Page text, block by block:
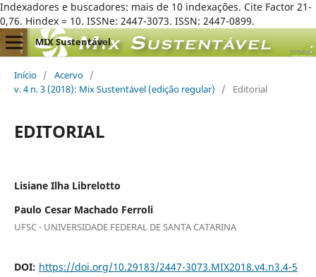
Indexadores e buscadores: mais de 10 indexações. Cite Factor 21-
0,76. Hindex = 10. ISSNe: 2447-3073. ISSN: 2447-0899.
MIX Sustentável
Início / Acervo /
v. 4 n. 3 (2018): Mix Sustentável (edição regular)
/ Editorial
EDITORIAL
Lisiane Ilha Librelotto
Paulo Cesar Machado Ferroli
UFSC - UNIVERSIDADE FEDERAL DE SANTA CATARINA
DOI: https://doi.org/10.29183/2447-3073.MIX2018.v4.n3.4-5